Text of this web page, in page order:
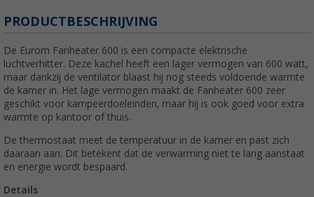
PRODUCTBESCHRIJVING
De Eurom Fanheater 600 is een compacte elektrische
luchtverhitter. Deze kachel heeft een lager vermogen van 600 watt,
maar dankzij de ventilator blaast hij nog steeds voldoende warmte
de kamer in. Het lage vermogen maakt de Fanheater 600 zeer
geschikt voor kampeerdoeleinden, maar hij is ook goed voor extra
warmte op kantoor of thuis.
De thermostaat meet de temperatuur in de kamer en past zich
daaraan aan. Dit betekent dat de verwarming niet te lang aanstaat
en energie wordt bespaard.
Details